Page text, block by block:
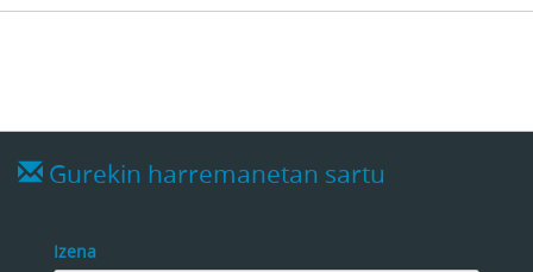
Gurekin harremanetan sartu
Izena